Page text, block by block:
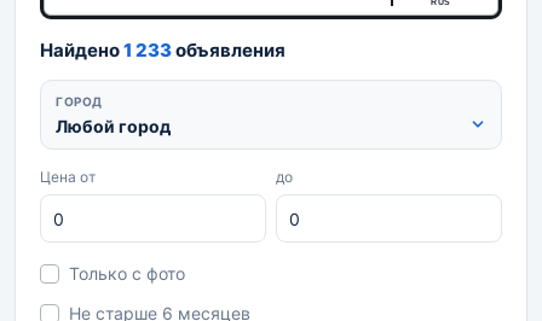
RUS
Найдено1 233объявления
ГОРОД
Любой город
Цена от до
Только с фото
Не старше 6 месяцев